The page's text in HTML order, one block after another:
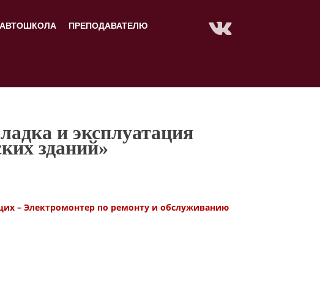
АВТОШКОЛА
ПРЕПОДАВАТЕЛЮ
и эксплуатация
зданий»
– Электромонтер по ремонту и обслуживанию